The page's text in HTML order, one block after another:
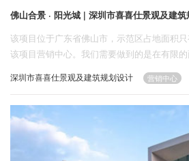
佛山合景 · 阳光城 | 深圳市喜喜仕景观
该项目位于广东省佛山市，示范区占地面积
该项目营销中心。我们需要做到的是在有限
素打造多样性景观空间，使之赋有城市雕塑
深圳市喜喜仕景观及建筑规划设计 营销中心